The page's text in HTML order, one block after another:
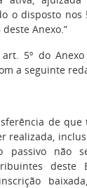
o disposto nos
Anexo.”
5º do Anexo
a seguinte
de que
realizada,
passivo não
deste